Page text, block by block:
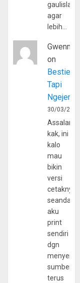
agar
lebih…
Gwenny
on
Bestie
Tapi
30/03/
kak, ini
kalo
mau
bikin
versi
cetaknya
aku
print
sendiri
dgn
sumber
terus